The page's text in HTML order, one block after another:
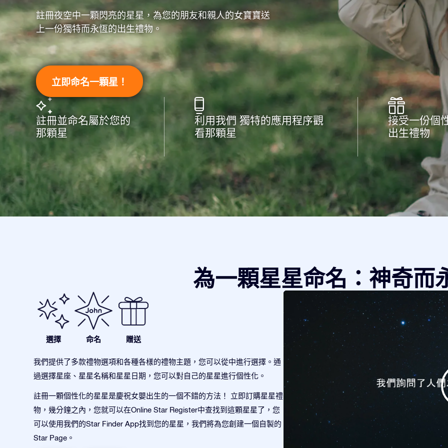
註冊夜空中一顆閃亮的星星，為您的朋友和親人的女寶寶送
上一份獨特而永恆的出生禮物。
立即命名一顆星！
註冊並命名屬於您的
那顆星
利用我們 獨特的應用程序觀
看那顆星
接受一份個
出生禮物
為一顆星星命名：神奇而
選擇 命名 贈送
我們提供了多款禮物選項和各種各樣的禮物主題，您可以從中進行選擇。通
過選擇星座、星星名稱和星星日期，您可以對自己的星星進行個性化。
註冊一顆個性化的星星是慶祝女嬰出生的一個不錯的方法！ 立即訂購星星禮
物，幾分鐘之內，您就可以在Online Star Register中查找到這顆星星了，您
可以使用我們的Star Finder App找到您的星星，我們將為您創建一個自製的
Star Page。